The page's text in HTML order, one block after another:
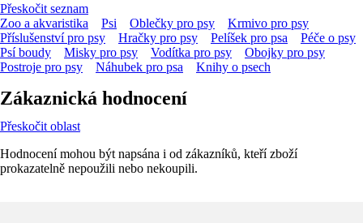
Přeskočit seznam
Zoo a akvaristika
Psi Oblečky pro psy
Krmivo pro psy
Příslušenství pro psy
Hračky pro psy Pelíšek pro psa
Péče o psy
Psí boudy
Misky pro psy Vodítka pro psy
Obojky pro psy
Postroje pro psy
Náhubek pro psa Knihy o psech
Zákaznická hodnocení
Přeskočit oblast
Hodnocení mohou být napsána i od zákazníků, kteří zboží
prokazatelně nepoužili nebo nekoupili.